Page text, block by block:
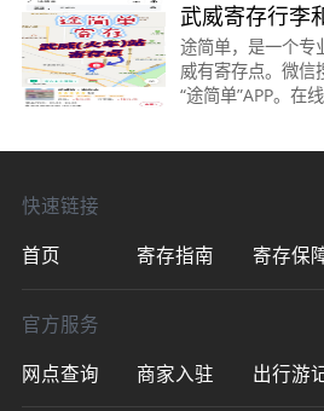
询。以下是在
武威寄存行李
点清单）
途简单，是一个专
威有寄存点。微信
“途简单”APP。在
快速链接
首页
寄存指南 寄存保
官方服务
网点查询
商家入驻 出行游